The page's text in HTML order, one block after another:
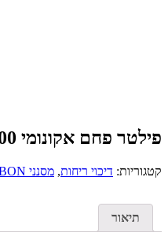
פילטר פחם אקונומי 300*125
קטגוריות: דיכוי ריחות, מסנני MAX CARBON
תיאור